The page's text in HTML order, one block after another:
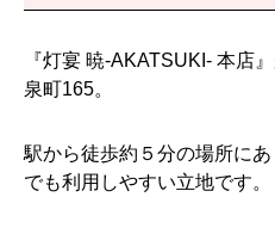
『灯宴 暁-AKATSUKI- 本店
泉町165。
駅から徒歩約５分の場所に
でも利用しやすい立地です。